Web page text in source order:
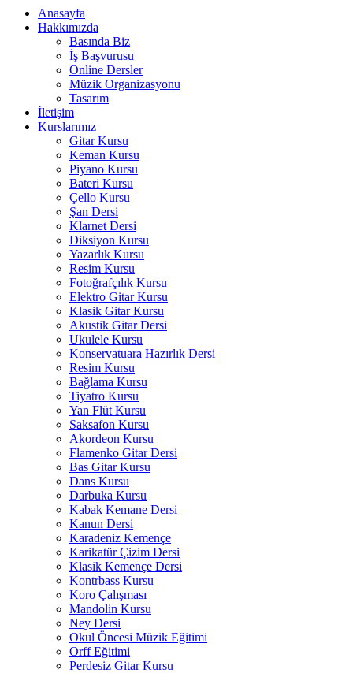
Anasayfa
Hakkımızda
Basında Biz
İş Başvurusu
Online Dersler
Müzik Organizasyonu
Tasarım
İletişim
Kurslarımız
Gitar Kursu
Keman Kursu
Piyano Kursu
Bateri Kursu
Çello Kursu
Şan Dersi
Klarnet Dersi
Diksiyon Kursu
Yazarlık Kursu
Resim Kursu
Fotoğrafçılık Kursu
Elektro Gitar Kursu
Klasik Gitar Kursu
Akustik Gitar Dersi
Ukulele Kursu
Konservatuara Hazırlık Dersi
Resim Kursu
Bağlama Kursu
Tiyatro Kursu
Yan Flüt Kursu
Saksafon Kursu
Akordeon Kursu
Flamenko Gitar Dersi
Bas Gitar Kursu
Dans Kursu
Darbuka Kursu
Kabak Kemane Dersi
Kanun Dersi
Karadeniz Kemençe
Karikatür Çizim Dersi
Klasik Kemençe Dersi
Kontrbass Kursu
Koro Çalışması
Mandolin Kursu
Ney Dersi
Okul Öncesi Müzik Eğitimi
Orff Eğitimi
Perdesiz Gitar Kursu